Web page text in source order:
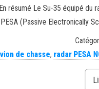
résumé Le Su-35 équipé
(Passive Electronically
de chasse, radar PESA